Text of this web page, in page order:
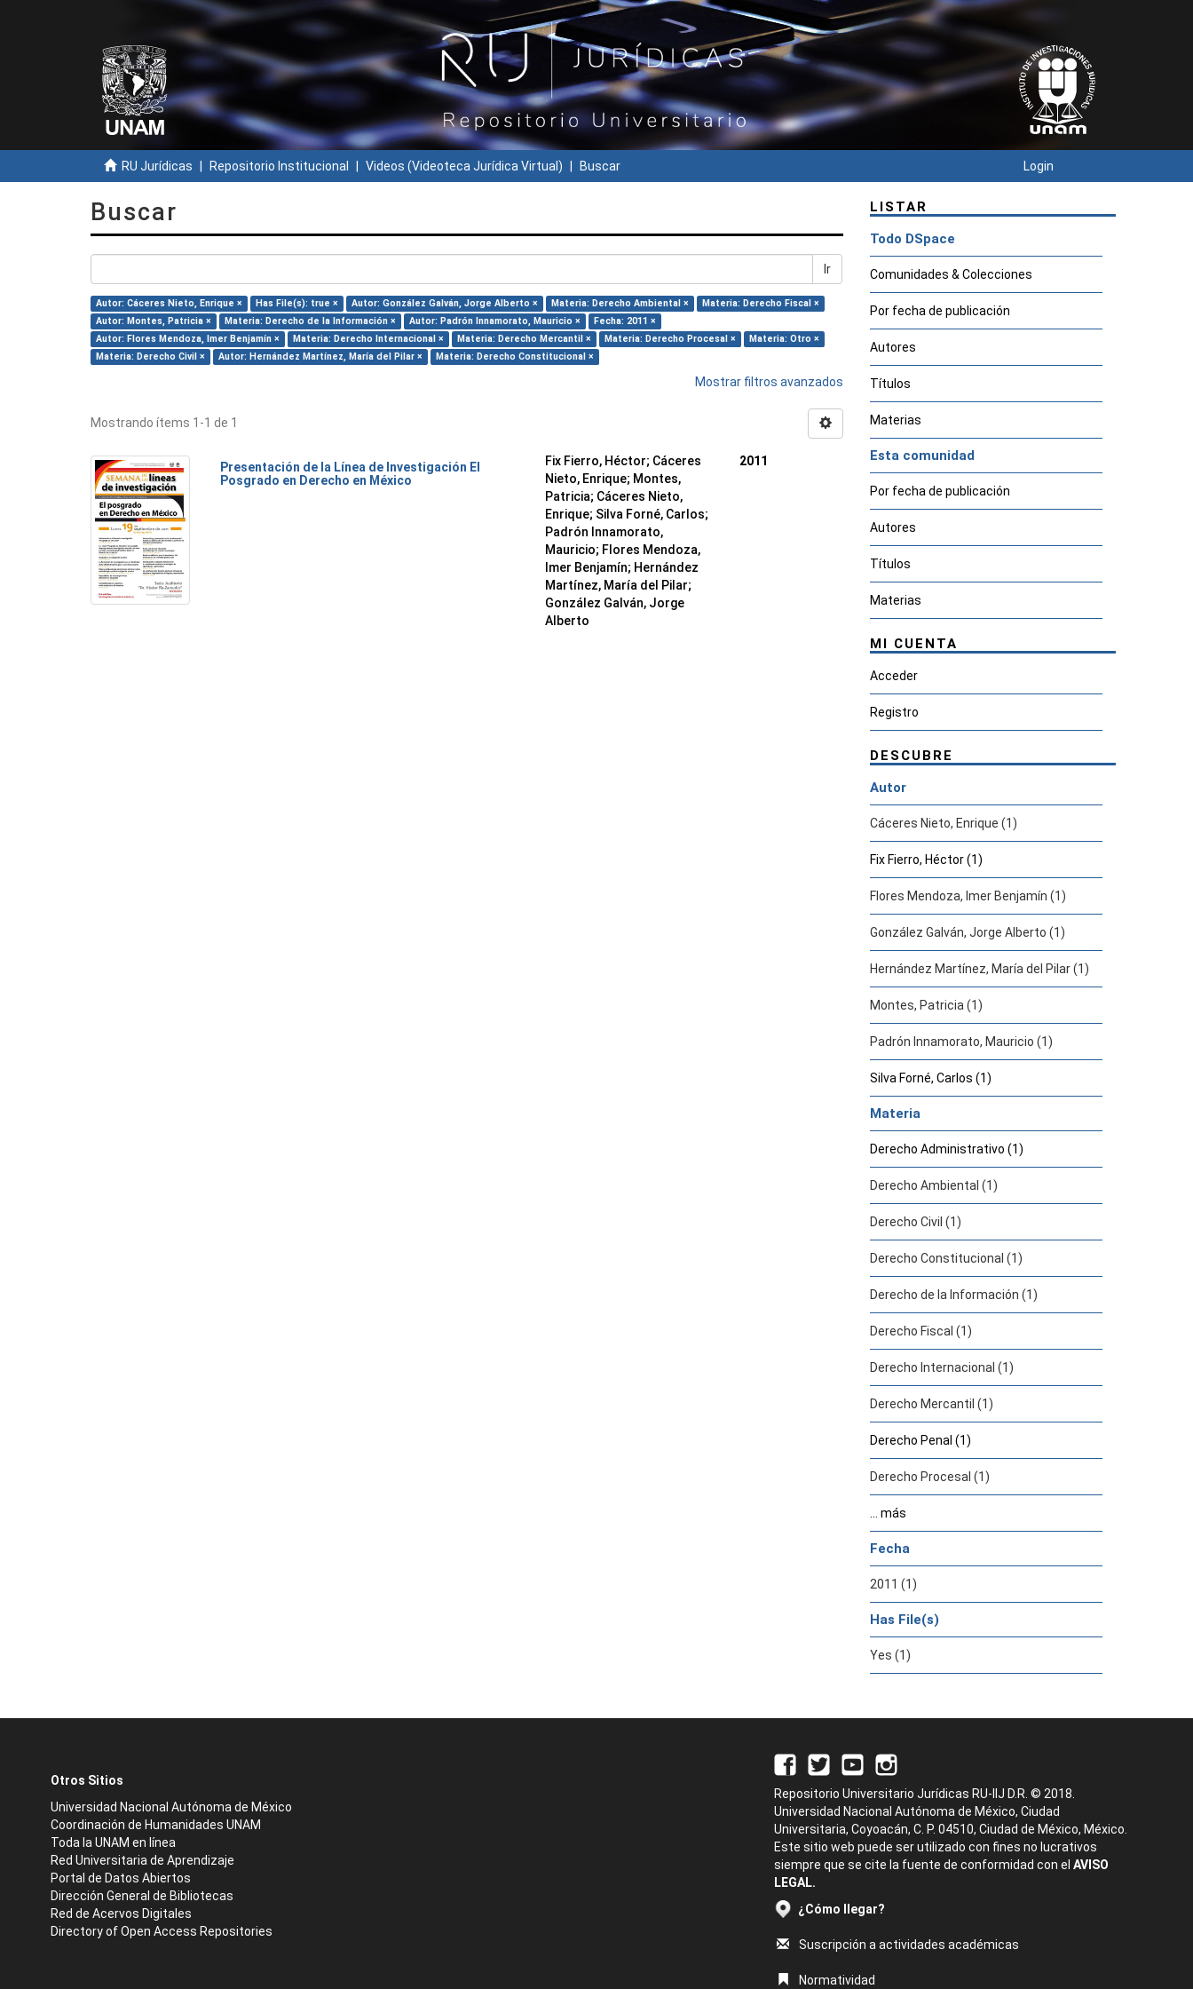
RU Jurídicas Repositorio Institucional Videos (Videoteca Jurídica Virtual) Buscar Login
Buscar
Ir
Autor: Cáceres Nieto, Enrique × Has File(s): true × Autor: González Galván, Jorge Alberto × Materia: Derecho Ambiental ×
Materia: Derecho Fiscal ×
Autor: Montes, Patricia ×
Materia: Derecho de la Información × Autor: Padrón Innamorato, Mauricio ×
Fecha: 2011 ×
Autor: Flores Mendoza, Imer Benjamín ×
Materia: Derecho Internacional × Materia: Derecho Mercantil × Materia: Derecho Procesal ×
Materia: Otro ×
Materia: Derecho Civil ×
Autor: Hernández Martínez, María del Pilar × Materia: Derecho Constitucional ×
Mostrar filtros avanzados
Mostrando ítems 1-1 de 1
Presentación de la Línea de Investigación El
Posgrado en Derecho en México
Fix Fierro, Héctor; Cáceres
Nieto, Enrique; Montes,
Patricia; Cáceres Nieto,
Enrique; Silva Forné, Carlos;
Padrón Innamorato,
Mauricio; Flores Mendoza,
Imer Benjamín; Hernández
Martínez, María del Pilar;
González Galván, Jorge
Alberto
2011
LISTAR
Todo DSpace
Comunidades & Colecciones
Por fecha de publicación
Autores
Títulos
Materias
Esta comunidad
Por fecha de publicación
Autores
Títulos
Materias
MI CUENTA
Acceder
Registro
DESCUBRE
Autor
Cáceres Nieto, Enrique (1)
Fix Fierro, Héctor (1)
Flores Mendoza, Imer Benjamín (1)
González Galván, Jorge Alberto (1)
Hernández Martínez, María del Pilar (1)
Montes, Patricia (1)
Padrón Innamorato, Mauricio (1)
Silva Forné, Carlos (1)
Materia
Derecho Administrativo (1)
Derecho Ambiental (1)
Derecho Civil (1)
Derecho Constitucional (1)
Derecho de la Información (1)
Derecho Fiscal (1)
Derecho Internacional (1)
Derecho Mercantil (1)
Derecho Penal (1)
Derecho Procesal (1)
... más
Fecha
2011 (1)
Has File(s)
Yes (1)
Otros Sitios
Universidad Nacional Autónoma de México
Coordinación de Humanidades UNAM
Toda la UNAM en línea
Red Universitaria de Aprendizaje
Portal de Datos Abiertos
Dirección General de Bibliotecas
Red de Acervos Digitales
Directory of Open Access Repositories
Repositorio Universitario Jurídicas RU-IIJ D.R. © 2018.
Universidad Nacional Autónoma de México, Ciudad
Universitaria, Coyoacán, C. P. 04510, Ciudad de México, México.
Este sitio web puede ser utilizado con fines no lucrativos
siempre que se cite la fuente de conformidad con el AVISO
LEGAL.
¿Cómo llegar?
Suscripción a actividades académicas
Normatividad